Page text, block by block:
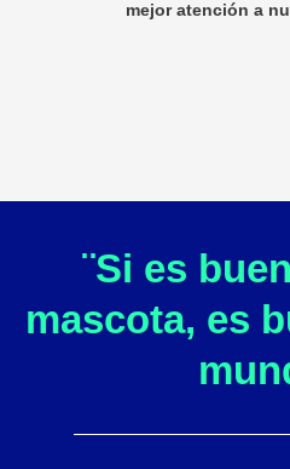
mejor atención a
¨Si es
mascota, es